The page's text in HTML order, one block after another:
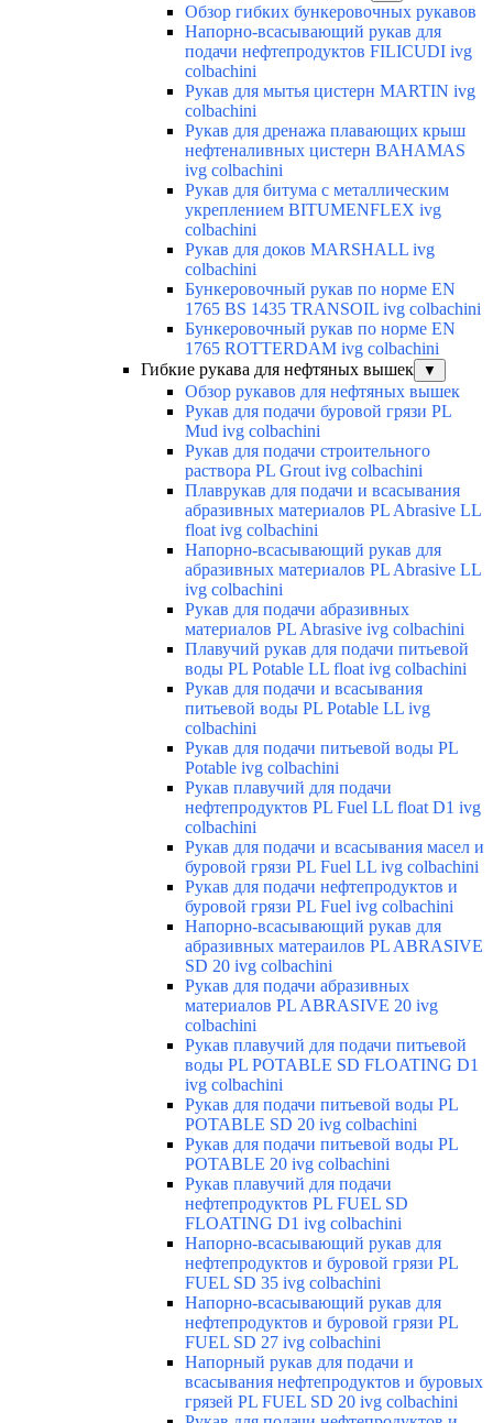
Обзор гибких бункеровочных рукавов
Напорно-всасывающий рукав для
подачи нефтепродуктов FILICUDI ivg
colbachini
Рукав для мытья цистерн MARTIN ivg
colbachini
Рукав для дренажа плавающих крыш
нефтеналивных цистерн BAHAMAS
ivg colbachini
Рукав для битума с металлическим
укреплением BITUMENFLEX ivg
colbachini
Рукав для доков MARSHALL ivg
colbachini
Бункеровочный рукав по норме EN
1765 BS 1435 TRANSOIL ivg colbachini
Бункеровочный рукав по норме EN
1765 ROTTERDAM ivg colbachini
Гибкие рукава для нефтяных вышек
▼
Обзор рукавов для нефтяных вышек
Рукав для подачи буровой грязи PL
Mud ivg colbachini
Рукав для подачи строительного
раствора PL Grout ivg colbachini
Плаврукав для подачи и всасывания
абразивных материалов PL Abrasive LL
float ivg colbachini
Напорно-всасывающий рукав для
абразивных материалов PL Abrasive LL
ivg colbachini
Рукав для подачи абразивных
материалов PL Abrasive ivg colbachini
Плавучий рукав для подачи питьевой
воды PL Potable LL float ivg colbachini
Рукав для подачи и всасывания
питьевой воды PL Potable LL ivg
colbachini
Рукав для подачи питьевой воды PL
Potable ivg colbachini
Рукав плавучий для подачи
нефтепродуктов PL Fuel LL float D1 ivg
colbachini
Рукав для подачи и всасывания масел и
буровой грязи PL Fuel LL ivg colbachini
Рукав для подачи нефтепродуктов и
буровой грязи PL Fuel ivg colbachini
Напорно-всасывающий рукав для
абразивных матераилов PL ABRASIVE
SD 20 ivg colbachini
Рукав для подачи абразивных
материалов PL ABRASIVE 20 ivg
colbachini
Рукав плавучий для подачи питьевой
воды PL POTABLE SD FLOATING D1
ivg colbachini
Рукав для подачи питьевой воды PL
POTABLE SD 20 ivg colbachini
Рукав для подачи питьевой воды PL
POTABLE 20 ivg colbachini
Рукав плавучий для подачи
нефтепродуктов PL FUEL SD
FLOATING D1 ivg colbachini
Напорно-всасывающий рукав для
нефтепродуктов и буровой грязи PL
FUEL SD 35 ivg colbachini
Напорно-всасывающий рукав для
нефтепродуктов и буровой грязи PL
FUEL SD 27 ivg colbachini
Напорный рукав для подачи и
всасывания нефтепродуктов и буровых
грязей PL FUEL SD 20 ivg colbachini